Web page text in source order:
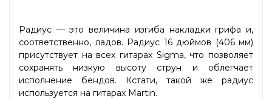
Радиус — это величина изгиба накладки грифа и,
соответственно, ладов. Радиус 16 дюймов (406 мм)
присутствует на всех гитарах Sigma, что позволяет
сохранять низкую высоту струн и облегчает
исполнение бендов. Кстати, такой же радиус
используется на гитарах Martin.